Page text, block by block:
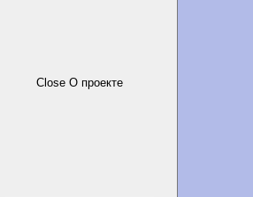
Close О проекте